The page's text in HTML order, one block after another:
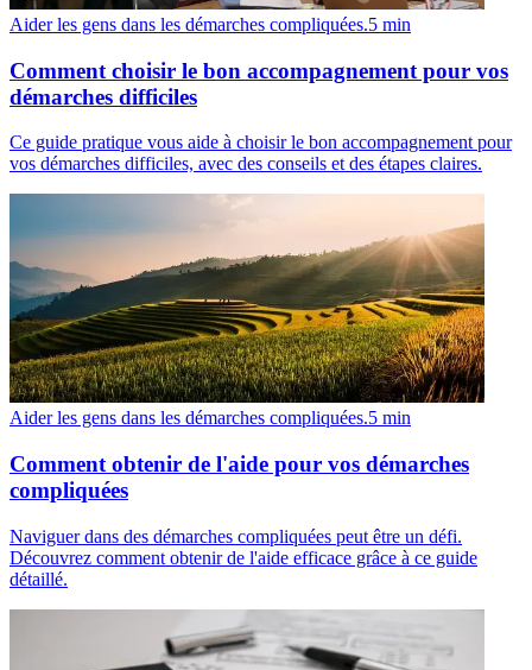
Aider les gens dans les démarches compliquées.5 min
Comment choisir le bon accompagnement pour vos
démarches difficiles
Ce guide pratique vous aide à choisir le bon accompagnement pour
vos démarches difficiles, avec des conseils et des étapes claires.
Aider les gens dans les démarches compliquées.5 min
Comment obtenir de l'aide pour vos démarches
compliquées
Naviguer dans des démarches compliquées peut être un défi.
Découvrez comment obtenir de l'aide efficace grâce à ce guide
détaillé.